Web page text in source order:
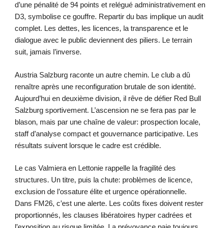
d’une pénalité de 94 points et relégué administrativement en
D3, symbolise ce gouffre. Repartir du bas implique un audit
complet. Les dettes, les licences, la transparence et le
dialogue avec le public deviennent des piliers. Le terrain
suit, jamais l’inverse.
Austria Salzburg raconte un autre chemin. Le club a dû
renaître après une reconfiguration brutale de son identité.
Aujourd’hui en deuxième division, il rêve de défier Red Bull
Salzburg sportivement. L’ascension ne se fera pas par le
blason, mais par une chaîne de valeur: prospection locale,
staff d’analyse compact et gouvernance participative. Les
résultats suivent lorsque le cadre est crédible.
Le cas Valmiera en Lettonie rappelle la fragilité des
structures. Un titre, puis la chute: problèmes de licence,
exclusion de l’ossature élite et urgence opérationnelle.
Dans FM26, c’est une alerte. Les coûts fixes doivent rester
proportionnés, les clauses libératoires hyper cadrées et